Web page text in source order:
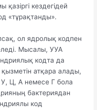
кездегідей
«тұрақтанды».
ол ядролық кодпен
Мысалы, УУА
кодта да
атқара алады,
У, Ц, А немесе Г бола
бактериядан
код